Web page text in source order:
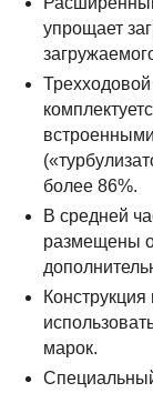
упрощает
более 86%.
В средней
размещены
марок.